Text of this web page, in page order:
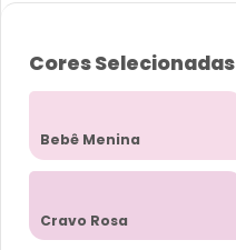
Cores Selecionadas
Bebê Menina
Cravo Rosa